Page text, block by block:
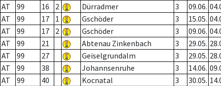
AT
99 16 2 Dürradmer 3 09.06.
AT
99 17 1 Gschöder 3 15.05.
AT
99 17 2 Gschöder 3 09.06.
AT
99 21 Abtenau Zinkenbach 3 29.05.
AT
99 27 Geiselgrundalm 3 29.05.
AT
99 38 Johannsenruhe 3 14.06.
AT
99 40 Kocnatal 3 30.05.